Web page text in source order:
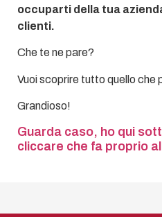
occuparti della tua
clienti.
Che te ne pare?
Vuoi scoprire tutto quello che
Grandioso!
Guarda caso, ho qui
cliccare che fa proprio